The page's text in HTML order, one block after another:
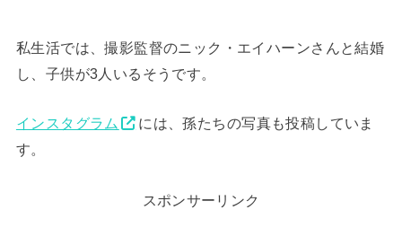
私生活では、撮影監督のニック・エイハーンさんと結婚
し、子供が3人いるそうです。
インスタグラム
には、孫たちの写真も投稿していま
す。
スポンサーリンク